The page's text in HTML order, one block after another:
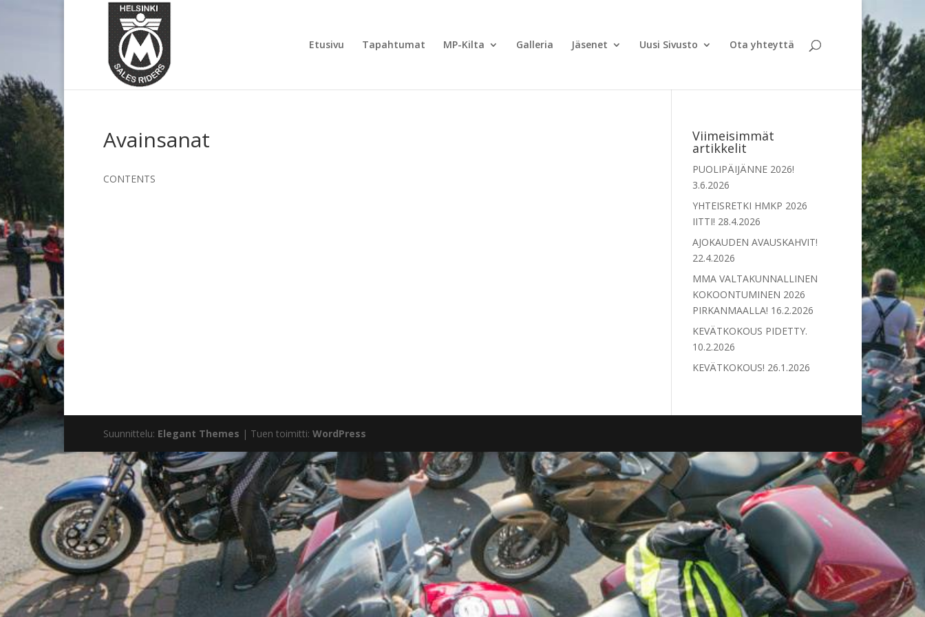
Etusivu Tapahtumat MP-Kilta Galleria Jäsenet Uusi Sivusto Ota yhteyttä
Avainsanat
CONTENTS
Viimeisimmät
artikkelit
PUOLIPÄIJÄNNE 2026!
3.6.2026
YHTEISRETKI HMKP 2026
IITTI! 28.4.2026
AJOKAUDEN AVAUSKAHVIT!
22.4.2026
MMA VALTAKUNNALLINEN
KOKOONTUMINEN 2026
PIRKANMAALLA! 16.2.2026
KEVÄTKOKOUS PIDETTY.
10.2.2026
KEVÄTKOKOUS! 26.1.2026
Suunnittelu: Elegant Themes | Tuen toimitti:WordPress